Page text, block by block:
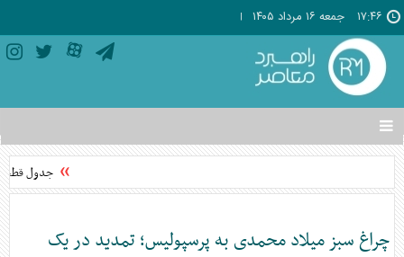
۱۷:۴۶ جمعه ۱۶ مرداد ۱۴۰۵
تغییر
وضعیت
منوی
ها
جدول قطعی برق
چراغ سبز میلاد محمدی به پرسپولیس؛ تمدید در یک